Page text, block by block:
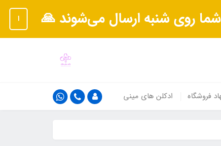
روی شنبه ارسال می‌شوند 🙏 ا
فروشگاه ادکلن های مینی